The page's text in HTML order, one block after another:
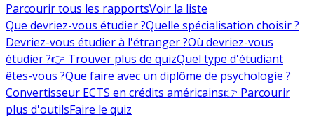
Parcourir tous les rapportsVoir la liste
Que devriez-vous étudier ?Quelle spécialisation choisir ?
Devriez-vous étudier à l'étranger ?Où devriez-vous
étudier ?👉 Trouver plus de quizQuel type d'étudiant
êtes-vous ?Que faire avec un diplôme de psychologie ?
Convertisseur ECTS en crédits américains👉 Parcourir
plus d'outilsFaire le quiz